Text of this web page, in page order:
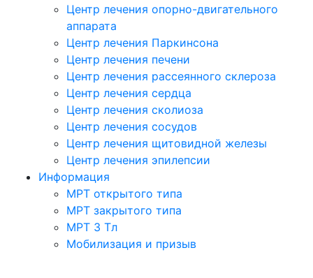
Центр лечения опорно-двигательного
аппарата
Центр лечения Паркинсона
Центр лечения печени
Центр лечения рассеянного склероза
Центр лечения сердца
Центр лечения сколиоза
Центр лечения сосудов
Центр лечения щитовидной железы
Центр лечения эпилепсии
Информация
МРТ открытого типа
МРТ закрытого типа
МРТ 3 Тл
Мобилизация и призыв